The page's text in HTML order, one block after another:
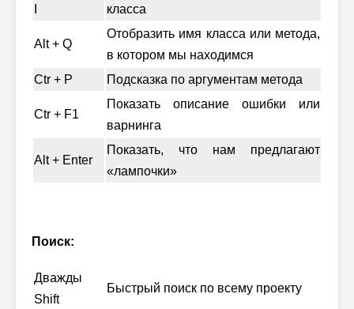
класса
Alt + Q
Отобразить имя класса или метода,
в котором мы находимся
Ctr + P
Подсказка по аргументам метода
Ctr + F1
Показать описание ошибки или
варнинга
Alt + Enter
Показать, что нам предлагают
«лампочки»
Поиск:
Дважды
Shift
Быстрый поиск по всему проекту